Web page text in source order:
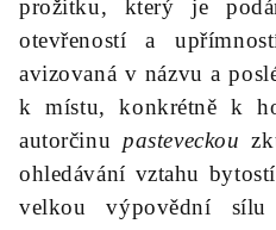
prožitku, který je
otevřeností a
avizovaná v názvu a
k místu, konkrétně k
autorčinu pasteveckou
ohledávání vztahu
velkou výpovědní sílu